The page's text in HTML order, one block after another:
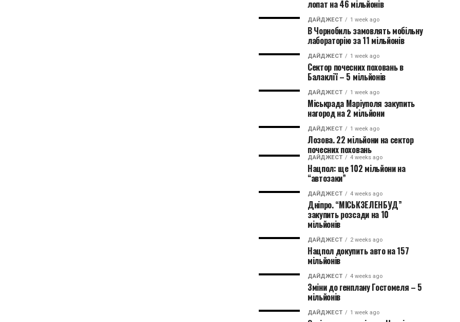
лопат на 46 мільйонів
ДАЙДЖЕСТ 1 week ago
В Чорнобиль замовлять мобільну
лабораторію за 11 мільйонів
ДАЙДЖЕСТ 1 week ago
Сектор почесних поховань в
Балаклії – 5 мільйонів
ДАЙДЖЕСТ 1 week ago
Міськрада Маріуполя закупить
нагород на 2 мільйони
ДАЙДЖЕСТ 1 week ago
Лозова. 22 мільйони на сектор
почесних поховань
ДАЙДЖЕСТ 4 weeks ago
Нацпол: ще 102 мільйони на
“автозаки”
ДАЙДЖЕСТ 4 weeks ago
Дніпро. “МІСЬКЗЕЛЕНБУД”
закупить розсади на 10
мільйонів
ДАЙДЖЕСТ 2 weeks ago
Нацпол докупить авто на 157
мільйонів
ДАЙДЖЕСТ 4 weeks ago
Зміни до генплану Гостомеля – 5
мільйонів
ДАЙДЖЕСТ 1 week ago